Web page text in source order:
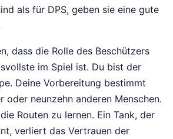
als für DPS, geben sie eine gute
dass die Rolle des Beschützers
im Spiel ist. Du bist der
Deine Vorbereitung bestimmt
oder neunzehn anderen Menschen.
Routen zu lernen. Ein Tank, der
verliert das Vertrauen der